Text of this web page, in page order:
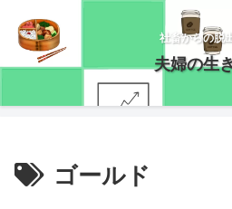
社畜からの脱
夫婦の生
ゴールド